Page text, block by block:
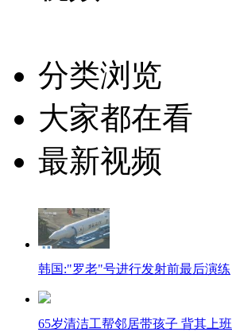
分类浏览
大家都在看
最新视频
韩国:"罗老"号进行发射前最后演练
65岁清洁工帮邻居带孩子 背其上班